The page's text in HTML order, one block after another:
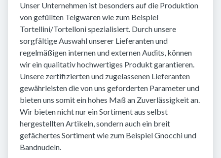
Unser Unternehmen ist besonders auf die Produktion
von gefüllten Teigwaren wie zum Beispiel
Tortellini/Tortelloni spezialisiert. Durch unsere
sorgfältige Auswahl unserer Lieferanten und
regelmäßigen internen und externen Audits, können
wir ein qualitativ hochwertiges Produkt garantieren.
Unsere zertifizierten und zugelassenen Lieferanten
gewährleisten die von uns geforderten Parameter und
bieten uns somit ein hohes Maß an Zuverlässigkeit an.
Wir bieten nicht nur ein Sortiment aus selbst
hergestellten Artikeln, sondern auch ein breit
gefächertes Sortiment wie zum Beispiel Gnocchi und
Bandnudeln.